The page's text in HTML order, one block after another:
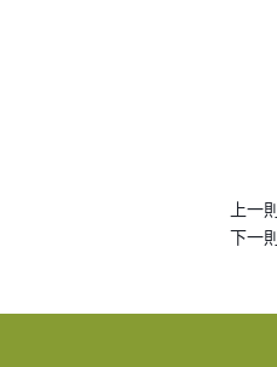
上一則
下一則